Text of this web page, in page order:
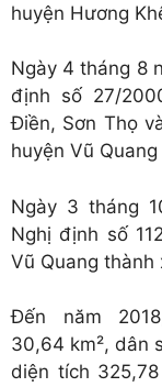
huyện Hương
Ngày 4 tháng 8
định số 27/
Điền, Sơn Thọ
huyện Vũ
Ngày 3 tháng
Nghị định số
Vũ Quang thành
Đến năm
30,64 km², dân
diện tích